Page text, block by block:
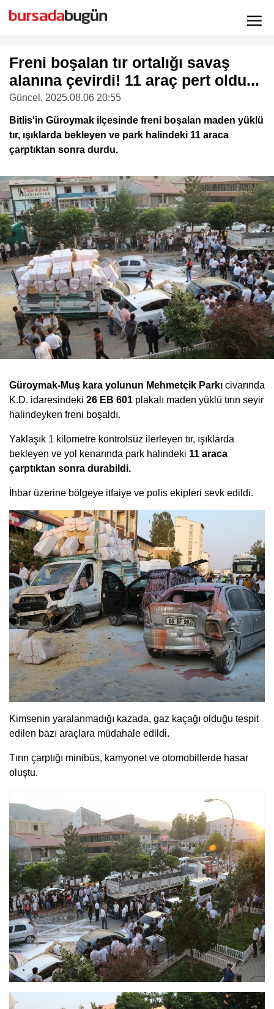
Freni boşalan tır ortalığı savaş
alanına çevirdi! 11 araç pert oldu...
Güncel , 2025.08.06 20:55
Bitlis'in Güroymak ilçesinde freni boşalan maden yüklü
tır, ışıklarda bekleyen ve park halindeki 11 araca
çarptıktan sonra durdu.
Güroymak-Muş kara yolunun Mehmetçik Parkı civarında
K.D. idaresindeki 26 EB 601 plakalı maden yüklü tırın seyir
halindeyken freni boşaldı.
Yaklaşık 1 kilometre kontrolsüz ilerleyen tır, ışıklarda
bekleyen ve yol kenarında park halindeki 11 araca
çarptıktan sonra durabildi.
İhbar üzerine bölgeye itfaiye ve polis ekipleri sevk edildi.
Kimsenin yaralanmadığı kazada, gaz kaçağı olduğu tespit
edilen bazı araçlara müdahale edildi.
Tırın çarptığı minibüs, kamyonet ve otomobillerde hasar
oluştu.